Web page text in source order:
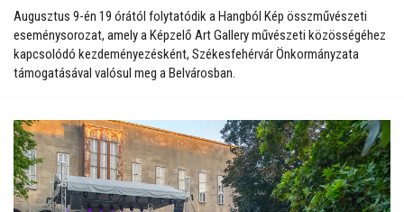
Augusztus 9-én 19 órától folytatódik a Hangból Kép összművészeti
eseménysorozat, amely a Képzelő Art Gallery művészeti közösségéhez
kapcsolódó kezdeményezésként, Székesfehérvár Önkormányzata
támogatásával valósul meg a Belvárosban.